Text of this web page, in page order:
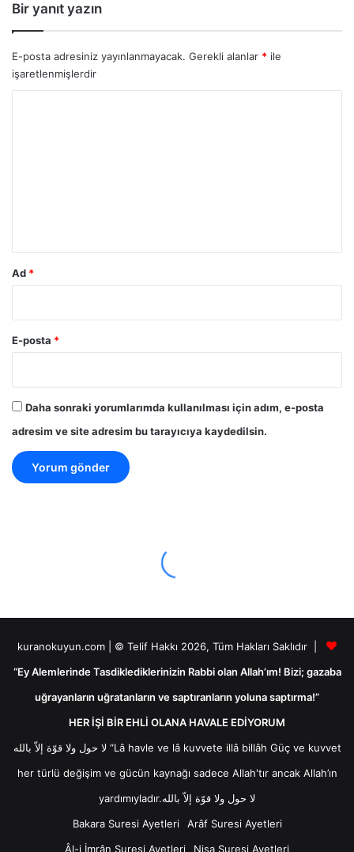
Bir yanıt yazın
E-posta adresiniz yayınlanmayacak. Gerekli alanlar * ile
işaretlenmişlerdir
Ad *
E-posta *
Daha sonraki yorumlarımda kullanılması için adım, e-posta
adresim ve site adresim bu tarayıcıya kaydedilsin.
kuranokuyun.com | © Telif Hakkı 2026, Tüm Hakları Saklıdır |
“Ey Alemlerinde Tasdiklediklerinizin Rabbi olan Allah’ım! Bizi; gazaba
uğrayanların uğratanların ve saptıranların yoluna saptırma!”
HER İŞİ BİR EHLİ OLANA HAVALE EDİYORUM
لا حول ولا قوّة إلاّ بالله “Lâ havle ve lâ kuvvete illâ billâh Güç ve kuvvet
her türlü değişim ve gücün kaynağı sadece Allah'tır ancak Allah’ın
yardımıyladır.لا حول ولا قوّة إلاّ بالله
Bakara Suresi Ayetleri
Arâf Suresi Ayetleri
Âl-i İmrân Suresi Ayetleri
Nisa Suresi Ayetleri